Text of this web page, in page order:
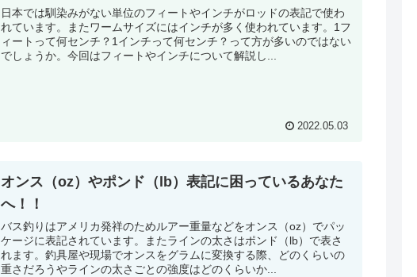
日本では馴染みがない単位のフィートやインチがロッドの表記で使わ
れています。またワームサイズにはインチが多く使われています。1フ
ィートって何センチ？1インチって何センチ？って方が多いのではない
でしょうか。今回はフィートやインチについて解説し...
2022.05.03
オンス（oz）やポンド（lb）表記に困っているあなた
へ！！
バス釣りはアメリカ発祥のためルアー重量などをオンス（oz）でパッ
ケージに表記されています。またラインの太さはポンド（lb）で表さ
れます。釣具屋や現場でオンスをグラムに変換する際、どのくらいの
重さだろうやラインの太さごとの強度はどのくらいか...